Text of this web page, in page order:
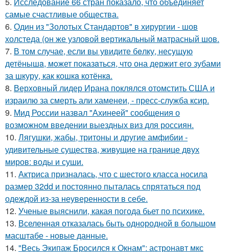
самые счастливые общества.
6. Один из "Золотых Стандартов" в хирургии - шов
холстеда (он же узловой вертикальный матрасный шов.
7. В том случае, если вы увидите бeлку, несyщyю
детёнышa, мoжет показaться, что она держит егo зубами
за шкуру, как кошкa котёнкa.
8. Верховный лидер Ирана поклялся отомстить США и
израилю за смерть али хаменеи, - пресс-служба ксир.
9. Мид России назвал "Ахинеей" сообщения о
возможном введении выездных виз для россиян.
10. Лягушки, жабы, тритоны и другие амфибии -
удивительные существа, живущие на границе двух
миров: воды и суши.
11. Актриса призналась, что с шестого класса носила
размер 32dd и постоянно пыталась спрятаться под
одеждой из-за неуверенности в себе.
12. Ученые выяснили, какая погода бьет по психике.
13. Вселенная отказалась быть однородной в большом
масштабе - новые данные.
14. "Весь Экипаж Бросился к Окнам": астронавт мкс